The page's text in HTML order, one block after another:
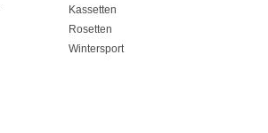
Kassetten
Rosetten
Wintersport